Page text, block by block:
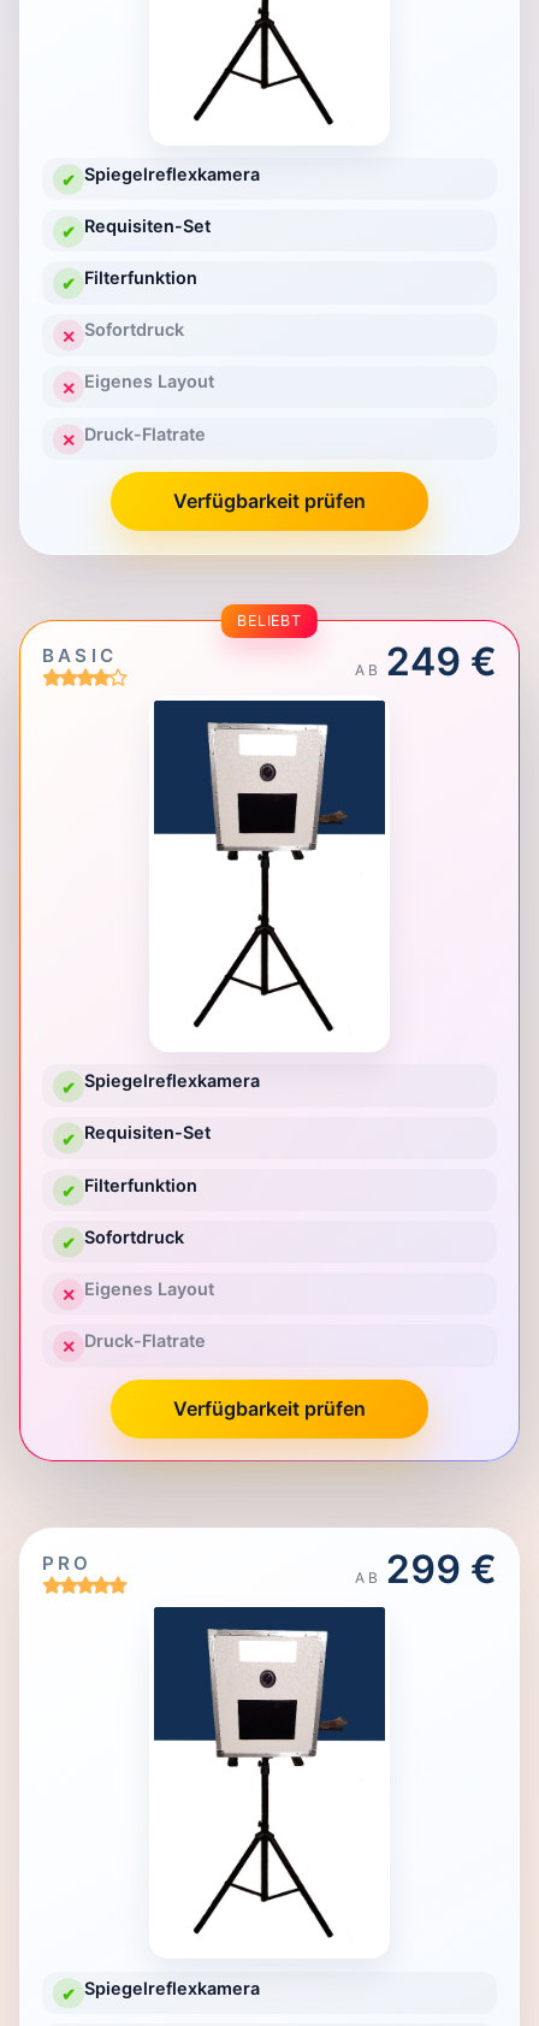
✔ Spiegelreflexkamera
✔ Requisiten-Set
✔ Filterfunktion
✕ Sofortdruck
✕ Eigenes Layout
✕ Druck-Flatrate
Verfügbarkeit prüfen
BELIEBT
BASIC
AB 249 €
✔ Spiegelreflexkamera
✔ Requisiten-Set
✔ Filterfunktion
✔ Sofortdruck
✕ Eigenes Layout
✕ Druck-Flatrate
Verfügbarkeit prüfen
PRO
AB 299 €
✔ Spiegelreflexkamera